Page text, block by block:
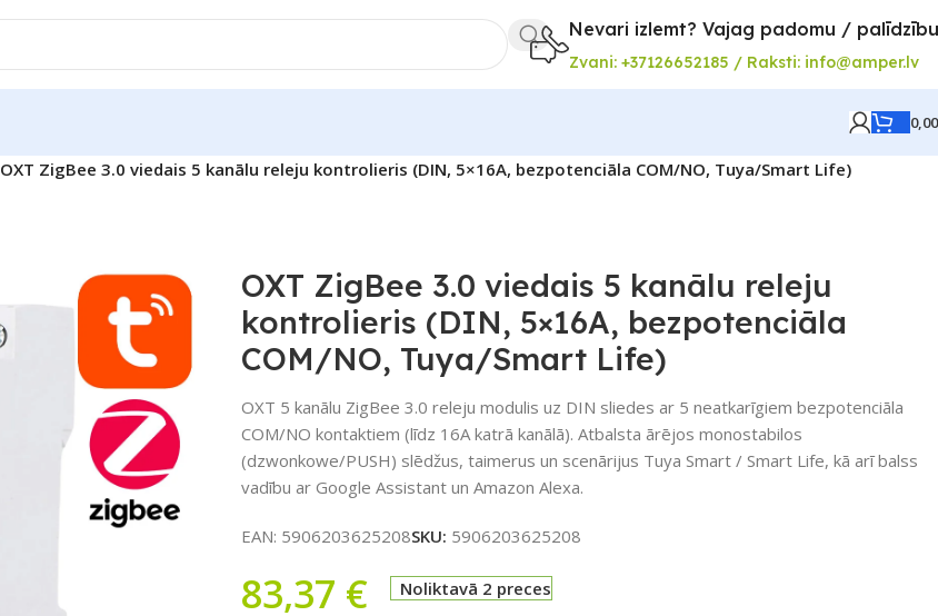
Nevari izlemt? Vajag padomu /
Zvani: +37126652185 / Raksti: info@amper.lv
OXT ZigBee 3.0 viedais 5 kanālu releju kontrolieris (DIN, 5×16A, bezpotenciāla COM/NO, Tuya/Smart Life)
OXT ZigBee 3.0 viedais 5 kanālu releju
kontrolieris (DIN, 5×16A, bezpotenciāla
COM/NO, Tuya/Smart Life)
OXT 5 kanālu ZigBee 3.0 releju modulis uz DIN sliedes ar 5 neatkarīgiem bezpotenciāla
COM/NO kontaktiem (līdz 16A katrā kanālā). Atbalsta ārējos monostabilos
(dzwonkowe/PUSH) slēdžus, taimerus un scenārijus Tuya Smart / Smart Life, kā arī balss
vadību ar Google Assistant un Amazon Alexa.
EAN: 5906203625208SKU: 5906203625208
83,37 € Noliktavā 2 preces